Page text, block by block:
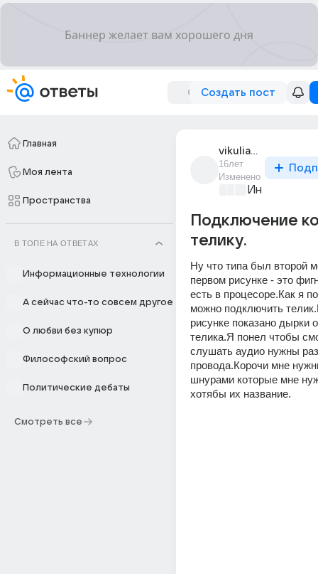
Создать пост
Главная
Моя лента
Пространства
В ТОПЕ НА ОТВЕТАХ
Информационные технологии
А сейчас что-то совсем другое
О любви без купюр
Философский вопрос
Политические дебаты
Смотреть все
vikulia_1979
16лет
Изменено
Подключение
телику.
Ну что типа был второй
первом рисунке - это
есть в процесоре.Как я
можно подключить
рисунке показано дырки
телика.Я понел чтобы
слушать аудио нужны
провода.Корочи мне
шнурами которые мне
хотябы их название.